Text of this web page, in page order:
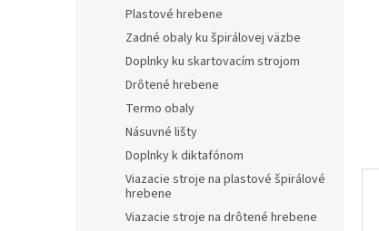
Plastové hrebene
Zadné obaly ku špirálovej väzbe
Doplnky ku skartovacím strojom
Drôtené hrebene
Termo obaly
Násuvné lišty
Doplnky k diktafónom
Viazacie stroje na plastové špirálové
hrebene
Viazacie stroje na drôtené hrebene